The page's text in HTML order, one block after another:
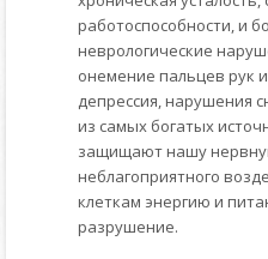
работоспособности, и
неврологические
онемение пальцев рук
депрессия, нарушения
из самых богатых
защищают нашу
неблагоприятного
клеткам энергию и
разрушение.